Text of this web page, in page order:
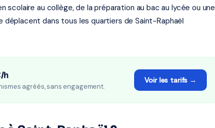
scolaire au collège, de la préparation au bac au lycée ou une
déplacent dans tous les quartiers de Saint-Raphaël
h
agréés, sans engagement.
Voir les tarifs →